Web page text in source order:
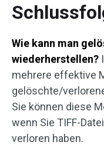
Wie kann man
wiederherstellen?
mehrere effektive
gelöschte/
Sie können diese
wenn Sie TIFF-
verloren haben.